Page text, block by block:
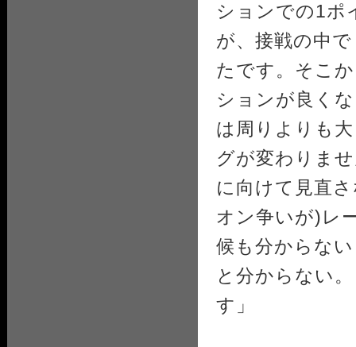
ションでの1ポ
が、接戦の中
たです。そこ
ションが良く
は周りよりも
グが変わりま
に向けて見直
オン争いが)レ
候も分からな
と分からない
す」